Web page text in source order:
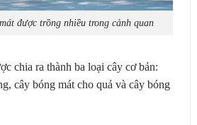
được trồng nhiều trong cảnh quan
chia ra thành ba loại cây cơ bản:
cây bóng mát cho quả và cây bóng